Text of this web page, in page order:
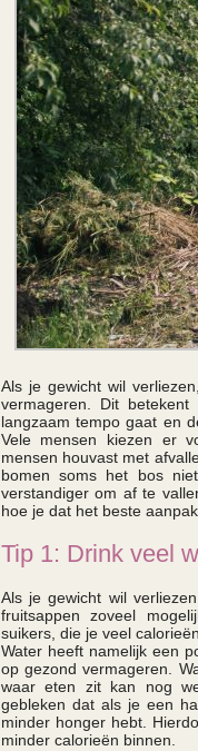
Als je gewicht wil
vermageren. Dit
langzaam tempo gaat en
Vele mensen kiezen er
mensen houvast met
bomen soms het bos
verstandiger om af te
hoe je dat het beste
Tip 1: Drink veel
Als je gewicht wil
fruitsappen zoveel
suikers, die je veel
Water heeft namelijk een
op gezond vermageren.
waar eten zit kan nog
gebleken dat als je een
minder honger hebt.
minder calorieën binnen.